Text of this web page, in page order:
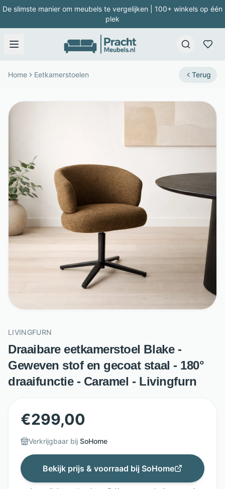
De slimste manier om meubels te vergelijken | 100+ winkels op één
plek
Home Eetkamerstoelen Terug
LIVINGFURN
Draaibare eetkamerstoel Blake -
Geweven stof en gecoat staal - 180°
draaifunctie - Caramel - Livingfurn
€299,00
Verkrijgbaar bij SoHome
Bekijk prijs & voorraad bij SoHome